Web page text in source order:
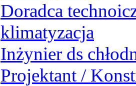
Doradca
klimatyzacja
Inżynier ds
Projektant /